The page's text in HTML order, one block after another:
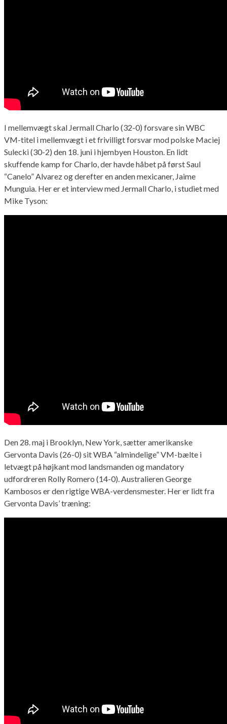
I mellemvægt skal Jermall Charlo (32-0) forsvare sin WBC
VM-titel i mellemvægt i et frivilligt forsvar mod polske Maciej
Sulecki (30-2) den 18. juni i hjembyen Houston. En lidt
skuffende kamp for Charlo, der havde håbet på først Saul
“Canelo” Alvarez og derefter en anden mexicaner, Jaime
Munguia. Her er et interview med Jermall Charlo, i studiet med
Mike Tyson:
Den 28. maj i Brooklyn, New York, sætter amerikanske
Gervonta Davis (26-0) sit WBA “almindelige” VM-bælte i
letvægt på højkant mod landsmanden og mandatory
udfordreren Rolly Romero (14-0). Australieren George
Kambosos er den rigtige WBA-verdensmester. Her er lidt fra
Gervonta Davis’ træning: